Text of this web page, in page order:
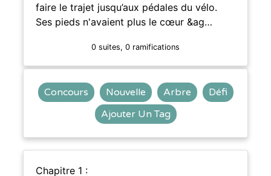
faire le trajet jusqu’aux pédales du vélo.
Ses pieds n'avaient plus le cœur &ag…
0 suites, 0 ramifications
Concours Nouvelle Arbre
Défi
Ajouter Un Tag
Chapitre 1 :